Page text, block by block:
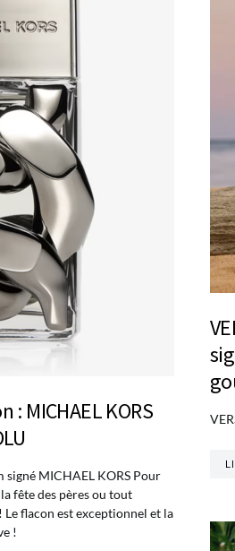
: MICHAEL KORS
signé MICHAEL KORS Pour
fête des pères ou tout
flacon est exceptionnel et la
!